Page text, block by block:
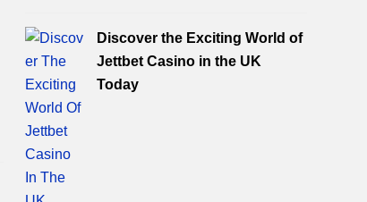
Discover the Exciting World of
Jettbet Casino in the UK
Today